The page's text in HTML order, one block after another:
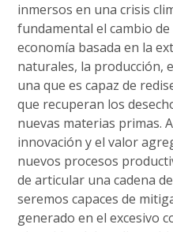
inmersos en una crisis
fundamental el cambio
economía basada en la
naturales, la producción,
una que es capaz de
que recuperan los
nuevas materias primas.
innovación y el valor
nuevos procesos
de articular una cadena
seremos capaces de
generado en el excesivo